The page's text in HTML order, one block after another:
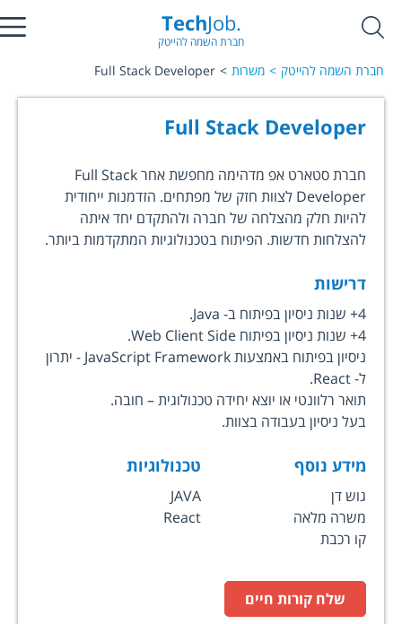
TechJob.
חברת השמה להייטק
חברת השמה להייטק משרות Full Stack Developer
Full Stack Developer
חברת סטארט אפ מדהימה מחפשת אחר Full Stack
Developer לצוות חזק של מפתחים. הזדמנות ייחודית
להיות חלק מהצלחה של חברה ולהתקדם יחד איתה
להצלחות חדשות. הפיתוח בטכנולוגיות המתקדמות ביותר.
דרישות
4+ שנות ניסיון בפיתוח ב- Java.
4+ שנות ניסיון בפיתוח Web Client Side.
ניסיון בפיתוח באמצעות JavaScript Framework - יתרון
ל- React.
תואר רלוונטי או יוצא יחידה טכנולוגית – חובה.
בעל ניסיון בעבודה בצוות.
מידע נוסף
גוש דן
משרה מלאה
קו רכבת
טכנולוגיות
JAVA
React
שלח קורות חיים